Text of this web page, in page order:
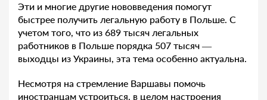
Эти и многие другие нововведения помогут
быстрее получить легальную работу в Польше. С
учетом того, что из 689 тысяч легальных
работников в Польше порядка 507 тысяч —
выходцы из Украины, эта тема особенно актуальна.
Несмотря на стремление Варшавы помочь
иностранцам устроиться, в целом настроения